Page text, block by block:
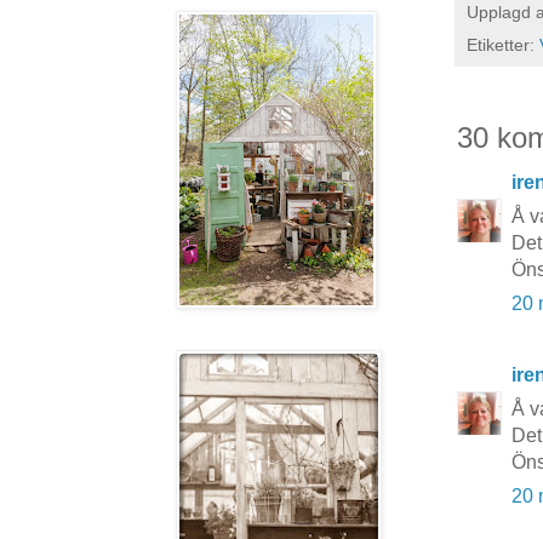
Upplagd
Etiketter:
30
Å
20
Å
20